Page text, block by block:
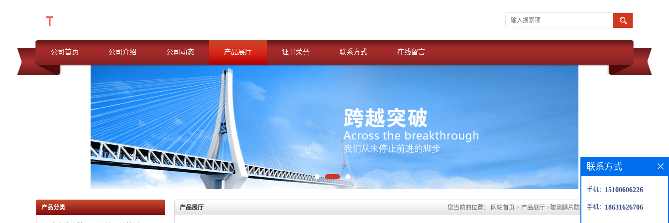
公司首页 公司介绍 公司动态 产品展厅 证书荣誉 联系方式 在线留言
产品分类 产品展厅 您当前的位置： 网站首页 > 产品展厅 >玻璃鳞片防腐。树脂玻璃鳞片
联系方式
手机： 15100606226
手机： 18631626706